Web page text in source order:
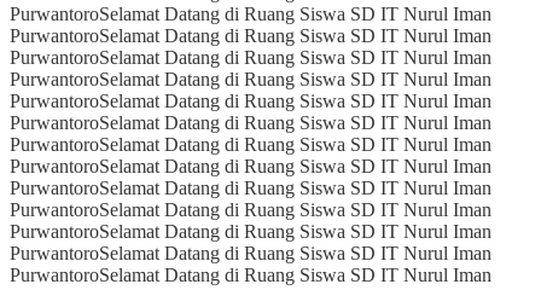
PurwantoroSelamat Datang di Ruang Siswa SD IT Nurul Iman
PurwantoroSelamat Datang di Ruang Siswa SD IT Nurul Iman
PurwantoroSelamat Datang di Ruang Siswa SD IT Nurul Iman
PurwantoroSelamat Datang di Ruang Siswa SD IT Nurul Iman
PurwantoroSelamat Datang di Ruang Siswa SD IT Nurul Iman
PurwantoroSelamat Datang di Ruang Siswa SD IT Nurul Iman
PurwantoroSelamat Datang di Ruang Siswa SD IT Nurul Iman
PurwantoroSelamat Datang di Ruang Siswa SD IT Nurul Iman
PurwantoroSelamat Datang di Ruang Siswa SD IT Nurul Iman
PurwantoroSelamat Datang di Ruang Siswa SD IT Nurul Iman
PurwantoroSelamat Datang di Ruang Siswa SD IT Nurul Iman
PurwantoroSelamat Datang di Ruang Siswa SD IT Nurul Iman
PurwantoroSelamat Datang di Ruang Siswa SD IT Nurul Iman